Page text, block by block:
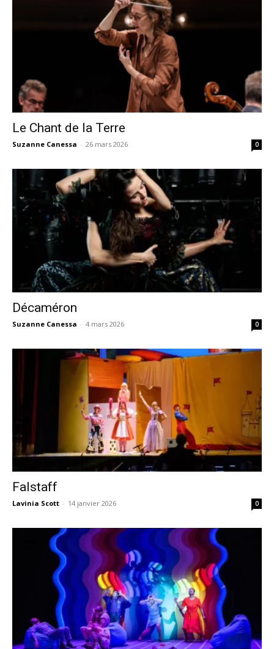
Le Chant de la Terre
Suzanne Canessa - 26 mars 2026 0
Décaméron
Suzanne Canessa - 4 mars 2026 0
Falstaff
Lavinia Scott - 14 janvier 2026 0